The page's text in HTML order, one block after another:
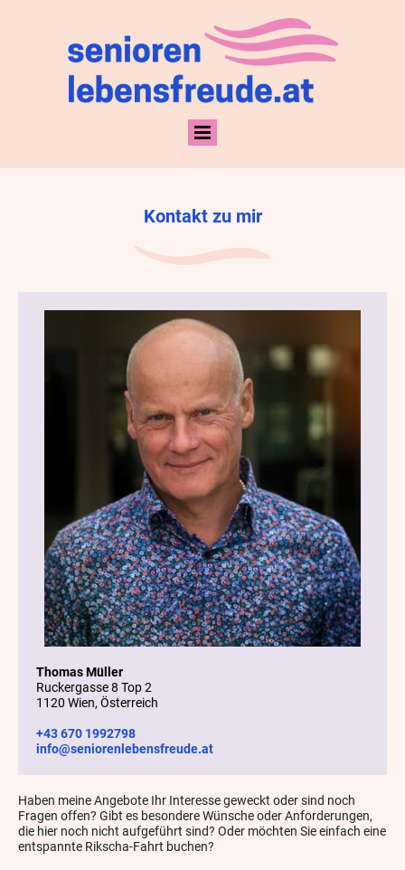
Kontakt zu mir
Thomas Müller
Ruckergasse 8 Top 2
1120 Wien, Österreich
+43 670 1992798
info@seniorenlebensfreude.at
Haben meine Angebote Ihr Interesse geweckt oder sind noch
Fragen offen? Gibt es besondere Wünsche oder Anforderungen,
die hier noch nicht aufgeführt sind? Oder möchten Sie einfach eine
entspannte Rikscha-Fahrt buchen?